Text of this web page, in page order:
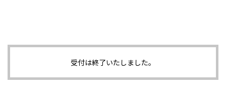
受付は終了いたしました。